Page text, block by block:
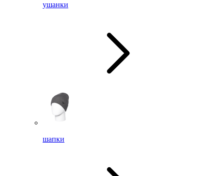
ушанки
шапки